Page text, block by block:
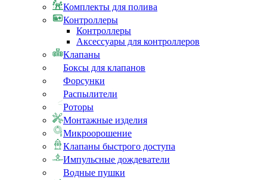
Комплекты для полива
Контроллеры
Контроллеры
Аксессуары для контроллеров
Клапаны
Боксы для клапанов
Форсунки
Распылители
Роторы
Монтажные изделия
Микроорошение
Клапаны быстрого доступа
Импульсные дождеватели
Водные пушки